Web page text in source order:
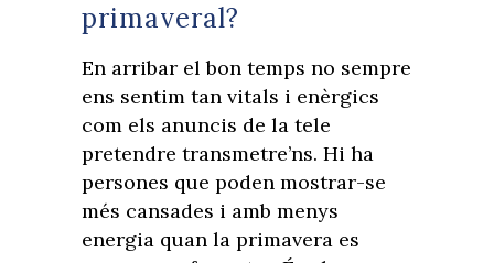
primaveral?
En arribar el bon temps no sempre
ens sentim tan vitals i enèrgics
com els anuncis de la tele
pretendre transmetre’ns. Hi ha
persones que poden mostrar-se
més cansades i amb menys
energia quan la primavera es